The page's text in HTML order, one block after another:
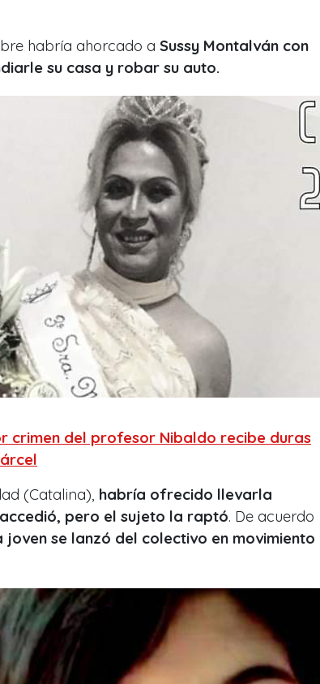
habría ahorcado a Sussy Montalván con
su casa y robar su auto.
crimen del profesor Nibaldo recibe duras
(Catalina), habría ofrecido llevarla
pero el sujeto la raptó. De acuerdo
joven se lanzó del colectivo en movimiento